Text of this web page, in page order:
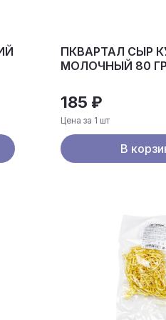
ПКВАРТАЛ СЫР
МОЛОЧНЫЙ 80 ГР
185 ₽
Цена за 1 шт
В